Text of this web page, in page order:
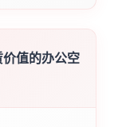
值的办公空